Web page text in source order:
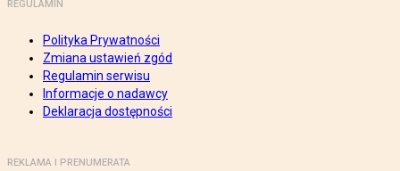
REGULAMIN
Polityka Prywatności
Zmiana ustawień zgód
Regulamin serwisu
Informacje o nadawcy
Deklaracja dostępności
REKLAMA I PRENUMERATA